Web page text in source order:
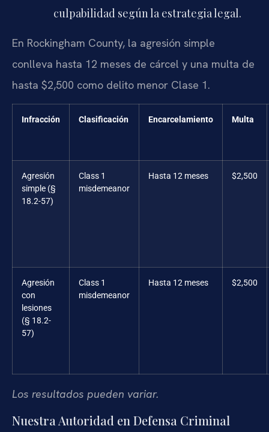
culpabilidad según la estrategia legal.
En Rockingham County, la agresión simple
conlleva hasta 12 meses de cárcel y una multa de
hasta $2,500 como delito menor Clase 1.
Infracción Clasificación Encarcelamiento Multa
Agresión
simple (§
18.2-57)
Class 1
misdemeanor
Hasta 12 meses $2,500
Agresión
con
lesiones
(§ 18.2-
57)
Class 1
misdemeanor
Hasta 12 meses $2,500
Los resultados pueden variar.
Nuestra Autoridad en Defensa Criminal